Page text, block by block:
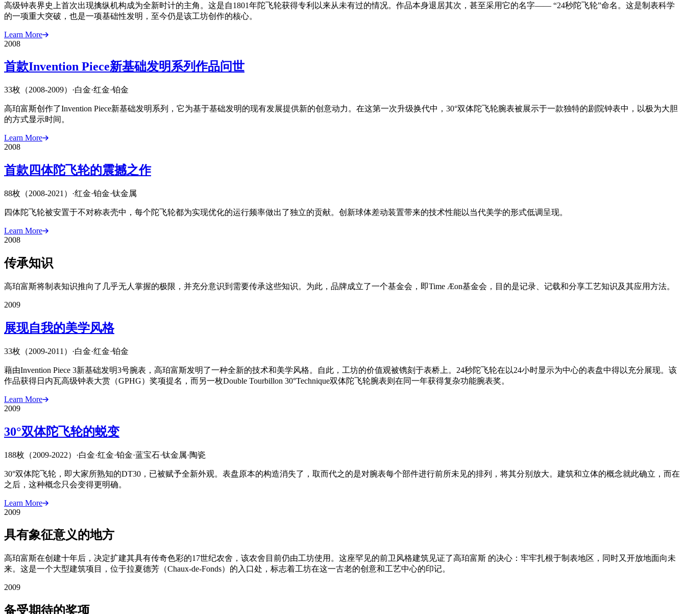
高级钟表界史上首次出现擒纵机构成为全新时计的主角。这是自1801年陀飞轮获得专利以来从未有过的情况。作品本身退居其次，甚至采用它的名字—— “24秒陀飞轮”命名。这是制表科学
的一项重大突破，也是一项基础性发明，至今仍是该工坊创作的核心。
Learn More
2008
首款Invention Piece新基础发明系列作品问世
33枚（2008-2009） ·白金·红金·铂金
高珀富斯创作了Invention Piece新基础发明系列，它为基于基础发明的现有发展提供新的创意动力。在这第一次升级换代中，30°双体陀飞轮腕表被展示于一款独特的剧院钟表中，以极为大胆
的方式显示时间。
Learn More
2008
首款四体陀飞轮的震撼之作
88枚（2008-2021） ·红金·铂金·钛金属
四体陀飞轮被安置于不对称表壳中，每个陀飞轮都为实现优化的运行频率做出了独立的贡献。创新球体差动装置带来的技术性能以当代美学的形式低调呈现。
Learn More
2008
传承知识
高珀富斯将制表知识推向了几乎无人掌握的极限，并充分意识到需要传承这些知识。为此，品牌成立了一个基金会，即Time Æon基金会，目的是记录、记载和分享工艺知识及其应用方法。
2009
展现自我的美学风格
33枚（2009-2011） ·白金·红金·铂金
藉由Invention Piece 3新基础发明3号腕表，高珀富斯发明了一种全新的技术和美学风格。自此，工坊的价值观被镌刻于表桥上。24秒陀飞轮在以24小时显示为中心的表盘中得以充分展现。该
作品获得日内瓦高级钟表大赏（GPHG）奖项提名，而另一枚Double Tourbillon 30°Technique双体陀飞轮腕表则在同一年获得复杂功能腕表奖。
Learn More
2009
30°双体陀飞轮的蜕变
188枚（2009-2022） ·白金·红金·铂金·蓝宝石·钛金属·陶瓷
30°双体陀飞轮，即大家所熟知的DT30，已被赋予全新外观。表盘原本的构造消失了，取而代之的是对腕表每个部件进行前所未见的排列，将其分别放大。建筑和立体的概念就此确立，而在
之后，这种概念只会变得更明确。
Learn More
2009
具有象征意义的地方
高珀富斯在创建十年后，决定扩建其具有传奇色彩的17世纪农舍，该农舍目前仍由工坊使用。这座罕见的前卫风格建筑见证了高珀富斯 的决心：牢牢扎根于制表地区，同时又开放地面向未
来。这是一个大型建筑项目，位于拉夏德芳（Chaux-de-Fonds）的入口处，标志着工坊在这一古老的创意和工艺中心的印记。
2009
备受期待的奖项